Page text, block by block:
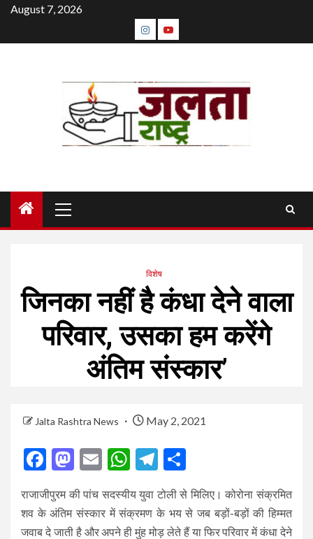
Skip
content
August 7, 2026
instagram
youtube
Menu
विशेष
जिनका नहीं है कंधा देने वाला
परिवार, उसका हम करेंगे
अंतिम संस्कार’
Jalta Rashtra News May 2, 2021
Facebook
Mastodon
EmailWhatsApp
Telegram
राजाजीपुरम की पांच सदस्यीय युवा टोली से मिलिए। कोरोना संक्रम‍ित
शव के अंतिम संस्कार में संक्रमण के भय से जब बड़ों-बड़ों की हिम्मत
जवाब दे जाती है और अपने ही मुंह मोड़ लेते हैं या फिर परिवार में कंधा देने